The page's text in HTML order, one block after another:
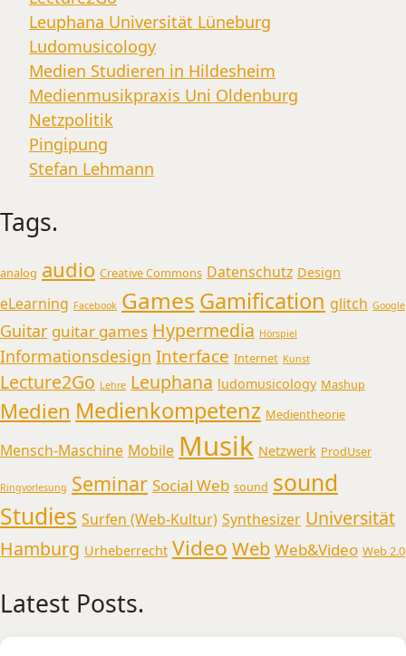
Leuphana Universität Lüneburg
Ludomusicology
Medien Studieren in Hildesheim
Medienmusikpraxis Uni Oldenburg
Netzpolitik
Pingipung
Stefan Lehmann
Tags.
analog audio Creative Commons Datenschutz Design
eLearning Facebook Games Gamification glitch Google
Guitar guitar games Hypermedia Hörspiel
Informationsdesign Interface Internet Kunst
Lecture2Go Lehre Leuphana ludomusicology Mashup
Medien Medienkompetenz Medientheorie
Mensch-Maschine Mobile Musik Netzwerk ProdUser
Ringvorlesung Seminar Social Web sound sound
Studies Surfen (Web-Kultur) Synthesizer Universität
Hamburg Urheberrecht Video Web Web&Video Web 2.0
Latest Posts.